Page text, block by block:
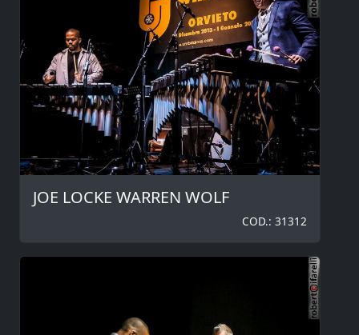
JOE LOCKE WARREN WOLF
COD.: 31312